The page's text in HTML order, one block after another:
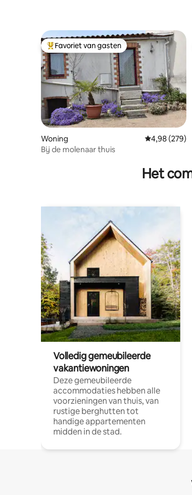
Topfavoriet van gasten
Favoriet van gasten
Woning Gemiddelde
4,98 (279)
Bij de molenaar thuis
Het
Volledig gemeubileerde
vakantiewoningen
Deze gemeubileerde
accommodaties hebben alle
voorzieningen van thuis, van
rustige berghutten tot
handige appartementen
midden in de stad.